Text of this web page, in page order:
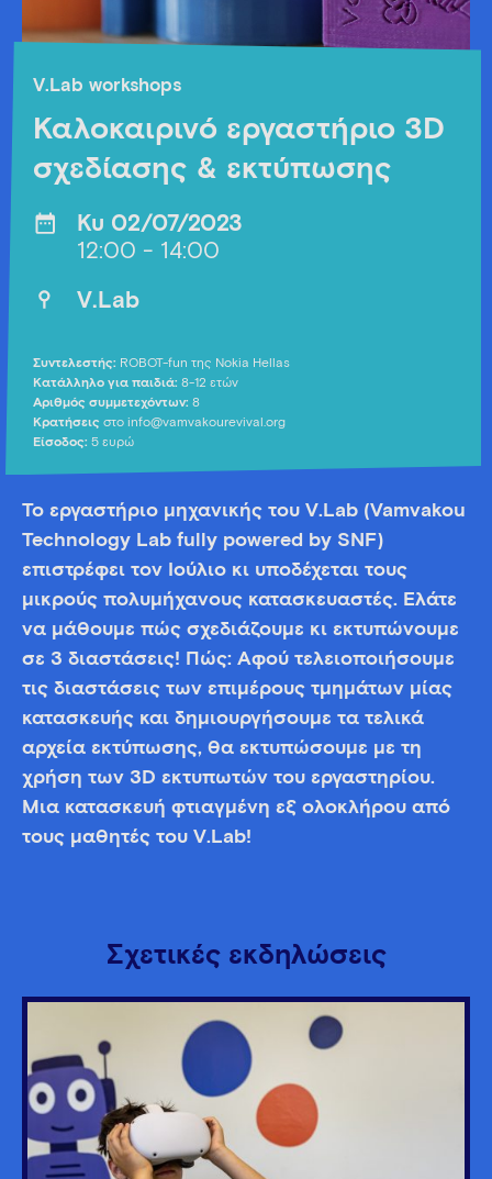
V.Lab workshops
Καλοκαιρινό εργαστήριο 3D
σχεδίασης & εκτύπωσης
Κυ 02/07/2023
12:00 - 14:00
V.Lab
Συντελεστής: ROBOT-fun της Nokia Hellas
Κατάλληλο για παιδιά: 8-12 ετών
Αριθμός συμμετεχόντων: 8
Κρατήσεις στο info@vamvakourevival.org
Είσοδος: 5 ευρώ
Το εργαστήριο μηχανικής του V.Lab (Vamvakou
Technology Lab fully powered by SNF)
επιστρέφει τον Ιούλιο κι υποδέχεται τους
μικρούς πολυμήχανους κατασκευαστές. Ελάτε
να μάθουμε πώς σχεδιάζουμε κι εκτυπώνουμε
σε 3 διαστάσεις! Πώς: Αφού τελειοποιήσουμε
τις διαστάσεις των επιμέρους τμημάτων μίας
κατασκευής και δημιουργήσουμε τα τελικά
αρχεία εκτύπωσης, θα εκτυπώσουμε με τη
χρήση των 3D εκτυπωτών του εργαστηρίου.
Μια κατασκευή φτιαγμένη εξ ολοκλήρου από
τους μαθητές του V.Lab!
Σχετικές εκδηλώσεις